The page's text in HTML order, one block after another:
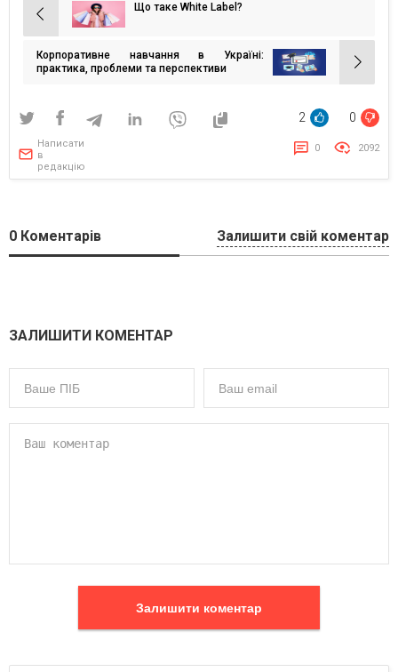
Навігація
записів
Що таке White Label?
Корпоративне навчання в Україні:
практика, проблеми та перспективи
2 0
Написати
в
редакцію
0 2092
0 Коментарів Залишити свій коментар
ЗАЛИШИТИ КОМЕНТАР
Залишити коментар